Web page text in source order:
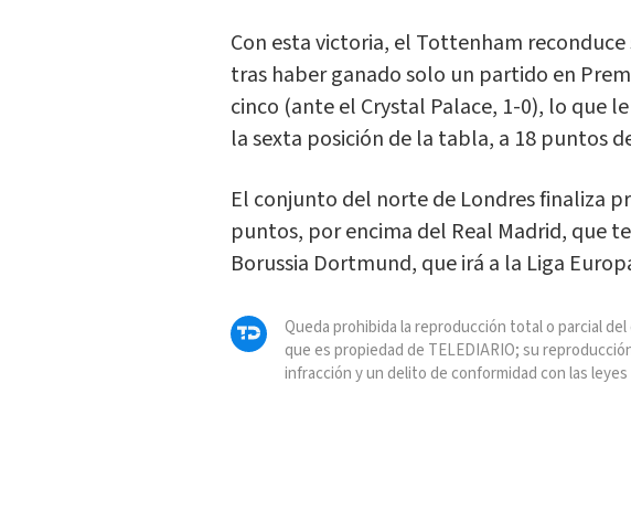
Con esta victoria, el Tottenham
tras haber ganado solo un partido en
cinco (ante el Crystal Palace, 1-0), lo que
la sexta posición de la tabla, a 18 puntos
El conjunto del norte de Londres finaliza
puntos, por encima del Real Madrid, que
Borussia Dortmund, que irá a la Liga
Queda prohibida la reproducción total o parcial
que es propiedad de TELEDIARIO; su
infracción y un delito de conformidad con las leyes